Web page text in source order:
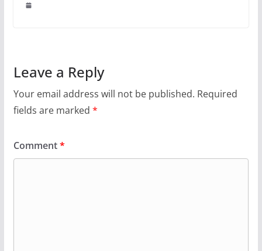
Leave a Reply
Your email address will not be published. Required
fields are marked *
Comment*